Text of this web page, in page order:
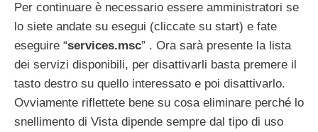
Per continuare è necessario essere amministratori se
lo siete andate su esegui (cliccate su start) e fate
eseguire “services.msc” . Ora sarà presente la lista
dei servizi disponibili, per disattivarli basta premere il
tasto destro su quello interessato e poi disattivarlo.
Ovviamente riflettete bene su cosa eliminare perché lo
snellimento di Vista dipende sempre dal tipo di uso